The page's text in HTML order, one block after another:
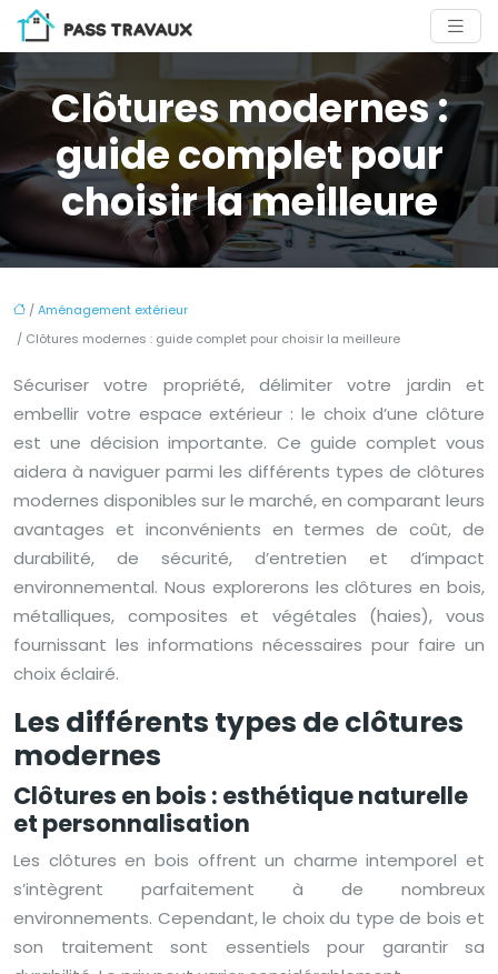
Clôtures modernes :
guide complet pour
choisir la meilleure
/Aménagement extérieur
/ Clôtures modernes : guide complet pour choisir la meilleure
Sécuriser votre propriété, délimiter votre jardin et
embellir votre espace extérieur : le choix d’une clôture
est une décision importante. Ce guide complet vous
aidera à naviguer parmi les différents types de clôtures
modernes disponibles sur le marché, en comparant leurs
avantages et inconvénients en termes de coût, de
durabilité, de sécurité, d’entretien et d’impact
environnemental. Nous explorerons les clôtures en bois,
métalliques, composites et végétales (haies), vous
fournissant les informations nécessaires pour faire un
choix éclairé.
Les différents types de clôtures
modernes
Clôtures en bois : esthétique naturelle
et personnalisation
Les clôtures en bois offrent un charme intemporel et
s’intègrent parfaitement à de nombreux
environnements. Cependant, le choix du type de bois et
son traitement sont essentiels pour garantir sa